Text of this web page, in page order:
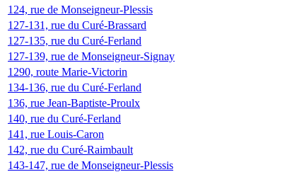
124, rue de Monseigneur-Plessis
127-131, rue du Curé-Brassard
127-135, rue du Curé-Ferland
127-139, rue de Monseigneur-Signay
1290, route Marie-Victorin
134-136, rue du Curé-Ferland
136, rue Jean-Baptiste-Proulx
140, rue du Curé-Ferland
141, rue Louis-Caron
142, rue du Curé-Raimbault
143-147, rue de Monseigneur-Plessis